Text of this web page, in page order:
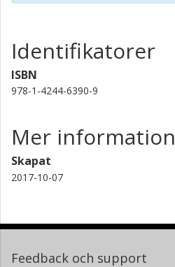
Identifikatorer
ISBN
978-1-4244-6390-9
Mer information
Skapat
2017-10-07
Feedback och support